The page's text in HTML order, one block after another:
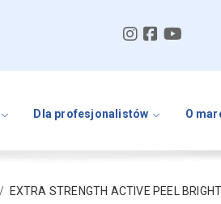
Dla profesjonalistów O
EXTRA STRENGTH ACTIVE PEEL